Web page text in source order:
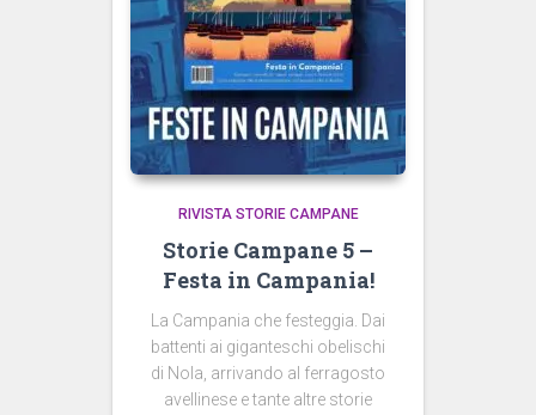
RIVISTA STORIE CAMPANE
Storie Campane 5 –
Festa in Campania!
La Campania che festeggia. Dai
battenti ai giganteschi obelischi
di Nola, arrivando al ferragosto
avellinese e tante altre storie